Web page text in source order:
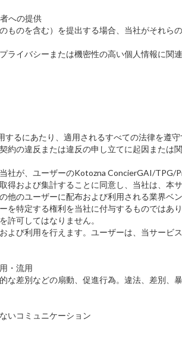
への提供
のを含む）を提出する場合、当社がそれら
ライバシーまたは機密性の高い個人情報に関
にあたり、適用されるすべての法律を遵守
の違反または違反の申し立てに起因または
社が、ユーザーのKotozna ConcierGAI/
および集計することに同意し、当社は、
のユーザーに配布および利用される業界ベ
特定する権利を当社に付与するものではあり
許可してはなりません。
び利用を行えます。ユーザーは、当サー
・流用
差別などの扇動、促進行為。違法、差別、
いコミュニケーション